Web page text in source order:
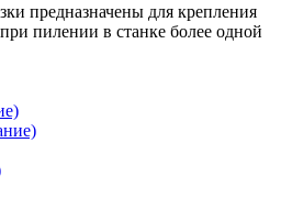
предназначены для крепления
при пилении в станке более одной